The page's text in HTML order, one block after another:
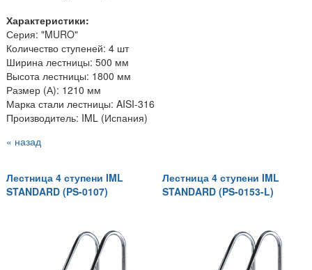
Характеристики:
Серия: "MURO"
Количество ступеней: 4 шт
Ширина лестницы: 500 мм
Высота лестницы: 1800 мм
Размер (А): 1210 мм
Марка стали лестницы: AISI-316
Производитель: IML (Испания)
« назад
Лестница 4 ступени IML
STANDARD (PS-0107)
Лестница 4 ступени IML
STANDARD (PS-0153-L)